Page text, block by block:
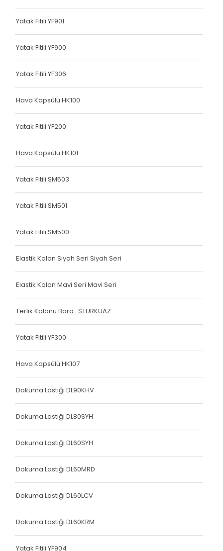
Terlik Kolonu
Terlik Kolonu
Terlik Kolonu
Terlik Kolonu
Terlik Kolonu
Terlik Kolonu
Terlik Kolonu
Terlik Kolonu
Terlik Kolonu
Terlik Kolonu
Terlik Kolonu
Terlik Kolonu
Terlik Kolonu
Terlik Kolonu
Köşe Koruyucu
Spanzed Kolonu
Polis Yeleği
Yatak Fitili
Yatak Fitili
Yatak Fitili YF901
Yatak Fitili YF900
Yatak Fitili YF306
Hava Kapsülü HK100
Yatak Fitili YF200
Hava Kapsülü HK101
Yatak Fitili SM503
Yatak Fitili SM501
Yatak Fitili SM500
Elastik Kolon Siyah Seri Siyah Seri
Elastik Kolon Mavi Seri Mavi Seri
Terlik Kolonu Bora_STURKUAZ
Yatak Fitili YF300
Hava Kapsülü HK107
Dokuma Lastiği DL90KHV
Dokuma Lastiği DL80SYH
Dokuma Lastiği DL60SYH
Dokuma Lastiği DL60MRD
Dokuma Lastiği DL60LCV
Dokuma Lastiği DL60KRM
Yatak Fitili YF904